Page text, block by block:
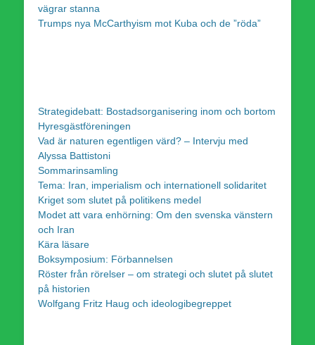
vägrar stanna
Trumps nya McCarthyism mot Kuba och de ”röda”
Strategidebatt: Bostadsorganisering inom och bortom
Hyresgästföreningen
Vad är naturen egentligen värd? – Intervju med
Alyssa Battistoni
Sommarinsamling
Tema: Iran, imperialism och internationell solidaritet
Kriget som slutet på politikens medel
Modet att vara enhörning: Om den svenska vänstern
och Iran
Kära läsare
Boksymposium: Förbannelsen
Röster från rörelser – om strategi och slutet på slutet
på historien
Wolfgang Fritz Haug och ideologibegreppet